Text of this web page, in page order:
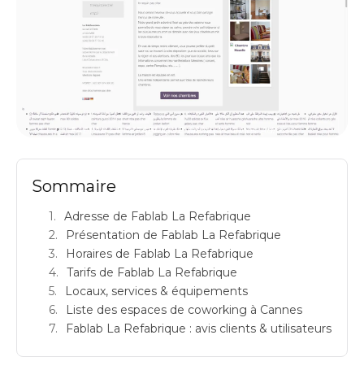
FABLAB LA REFABRIQUE: fablab à Cannes: Adresse
Sommaire
Adresse de Fablab La Refabrique
Présentation de Fablab La Refabrique
Horaires de Fablab La Refabrique
Tarifs de Fablab La Refabrique
Locaux, services & équipements
Liste des espaces de coworking à Cannes
Fablab La Refabrique : avis clients & utilisateurs